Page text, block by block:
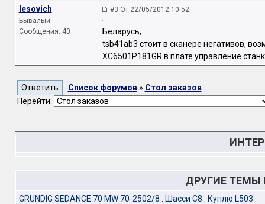
lesovich
Бывалый
Сообщения: 40
#3 От 22/05/2012 10:52
Беларусь,
tsb41ab3 стоит в сканере негативов,
XC6501P181GR в плате управление
Список форумов» Стол заказов
Перейти:
ДРУГИЕ ТЕМЫ
GRUNDIG SEDANCE 70 MW 70-2502/8 . Шасси С8 . Куплю L503 .